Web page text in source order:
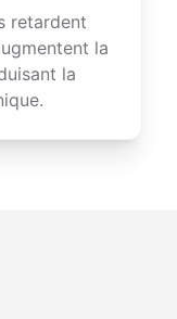
retardent
la
la